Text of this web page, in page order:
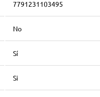
7791231103495
No
Sí
Si